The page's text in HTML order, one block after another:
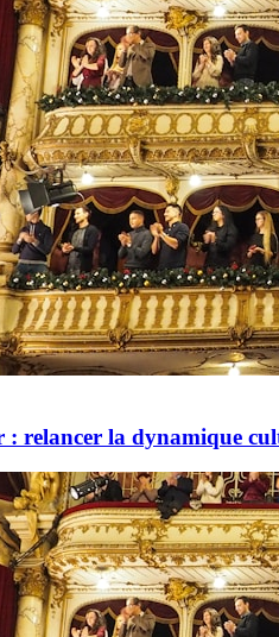
: relancer la dynamique